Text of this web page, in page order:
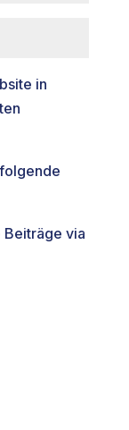
in
Beiträge via